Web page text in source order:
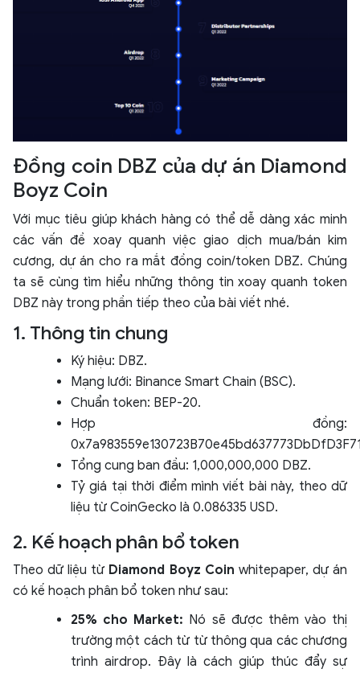
Đồng coin DBZ của dự án Diamond
Boyz Coin
Với mục tiêu giúp khách hàng có thể dễ dàng xác minh
các vấn đề xoay quanh việc giao dịch mua/bán kim
cương, dự án cho ra mắt đồng coin/token DBZ. Chúng
ta sẽ cùng tìm hiểu những thông tin xoay quanh token
DBZ này trong phần tiếp theo của bài viết nhé.
1. Thông tin chung
Ký hiệu: DBZ.
Mạng lưới: Binance Smart Chain (BSC).
Chuẩn token: BEP-20.
Hợp đồng:
Tổng cung ban đầu: 1,000,000,000 DBZ.
Tỷ giá tại thời điểm mình viết bài này, theo dữ
liệu từ CoinGecko là 0.086335 USD.
2. Kế hoạch phân bổ token
Theo dữ liệu từ Diamond Boyz Coin whitepaper, dự án
có kế hoạch phân bổ token như sau:
25% cho Market: Nó sẽ được thêm vào thị
trường một cách từ từ thông qua các chương
trình airdrop. Đây là cách giúp thúc đẩy sự